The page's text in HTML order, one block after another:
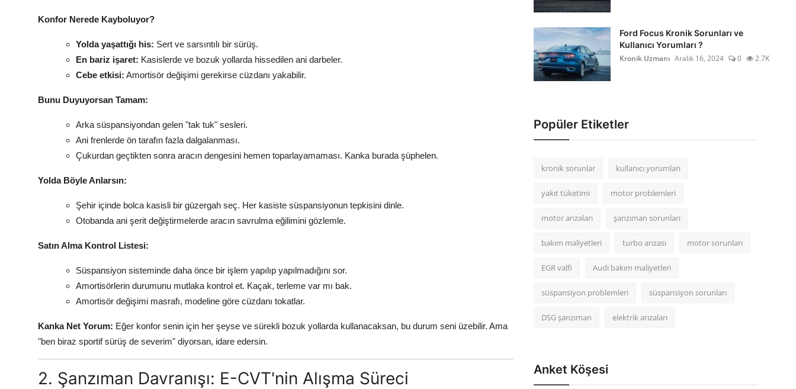
Konfor Nerede Kayboluyor?
Yolda yaşattığı his: Sert ve sarsıntılı bir sürüş.
En bariz işaret: Kasislerde ve bozuk yollarda hissedilen ani darbeler.
Cebe etkisi: Amortisör değişimi gerekirse cüzdanı yakabilir.
Bunu Duyuyorsan Tamam:
Arka süspansiyondan gelen "tak tuk" sesleri.
Ani frenlerde ön tarafın fazla dalgalanması.
Çukurdan geçtikten sonra aracın dengesini hemen toparlayamaması. Kanka burada şüphelen.
Yolda Böyle Anlarsın:
Şehir içinde bolca kasisli bir güzergah seç. Her kasiste süspansiyonun tepkisini dinle.
Otobanda ani şerit değiştirmelerde aracın savrulma eğilimini gözlemle.
Satın Alma Kontrol Listesi:
Süspansiyon sisteminde daha önce bir işlem yapılıp yapılmadığını sor.
Amortisörlerin durumunu mutlaka kontrol et. Kaçak, terleme var mı bak.
Amortisör değişimi masrafı, modeline göre cüzdanı tokatlar.
Kanka Net Yorum: Eğer konfor senin için her şeyse ve sürekli bozuk yollarda kullanacaksan, bu durum seni üzebilir. Ama
"ben biraz sportif sürüş de severim" diyorsan, idare edersin.
2. Şanzıman Davranışı: E-CVT'nin Alışma Süreci
Ford Focus Kronik Sorunları ve
Kullanıcı Yorumları ?
Kronik Uzmanı Aralık 16, 2024 0 2.7K
Popüler Etiketler
kronik sorunlar kullanıcı yorumları
yakıt tüketimi motor problemleri
motor arızaları şanzıman sorunları
bakım maliyetleri turbo arızası motor sorunları
EGR valfi Audi bakım maliyetleri
süspansiyon problemleri süspansiyon sorunları
DSG şanzıman elektrik arızaları
Anket Köşesi